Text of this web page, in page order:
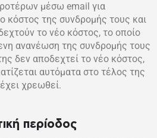
μέσω email για
κόστος της συνδρομής τους και
το νέο κόστος, το οποίο
ανανέωση της συνδρομής τους
δεν αποδεχτεί το νέο κόστος,
αυτόματα στο τέλος της
χρεωθεί.
περίοδος